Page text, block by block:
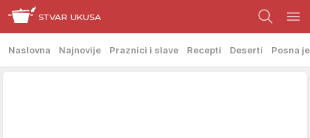
Naslovna Najnovije Praznici i slave Recepti Deserti Posna